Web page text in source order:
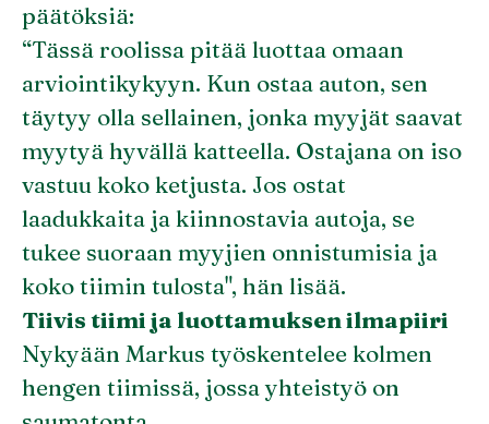
päätöksiä:
“Tässä roolissa pitää luottaa omaan
arviointikykyyn. Kun ostaa auton, sen
täytyy olla sellainen, jonka myyjät saavat
myytyä hyvällä katteella. Ostajana on iso
vastuu koko ketjusta. Jos ostat
laadukkaita ja kiinnostavia autoja, se
tukee suoraan myyjien onnistumisia ja
koko tiimin tulosta", hän lisää.
Tiivis tiimi ja luottamuksen ilmapiiri
Nykyään Markus työskentelee kolmen
hengen tiimissä, jossa yhteistyö on